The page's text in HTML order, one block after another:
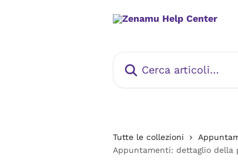
Tutte le collezioni
Appuntamenti: dettaglio della